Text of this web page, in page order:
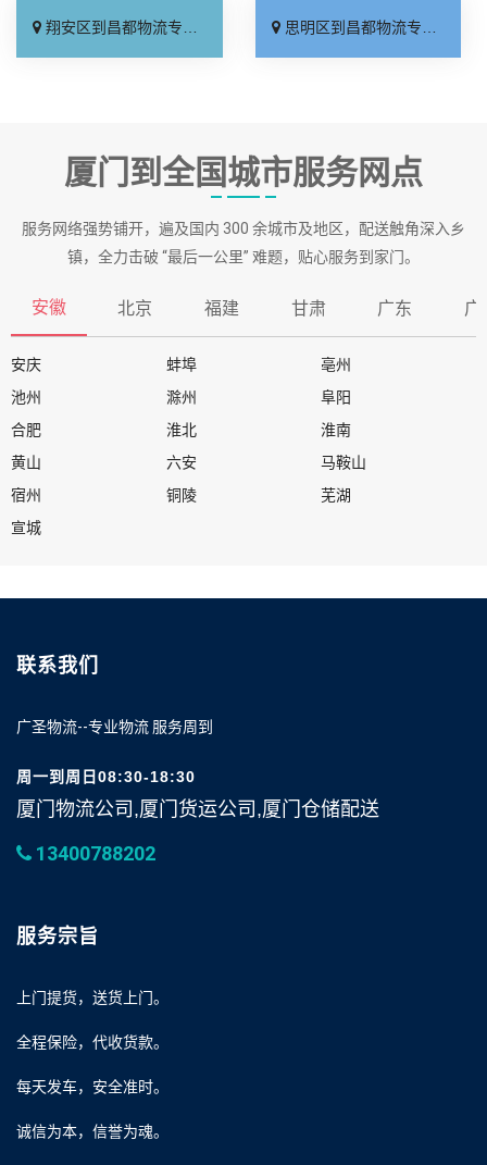
翔安区到昌都物流专线_全境到达「送货到门」 思明区到昌都物流专线_运保时效「快速直达」
厦门到全国城市服务网点
服务网络强势铺开，遍及国内 300 余城市及地区，配送触角深入乡
镇，全力击破 “最后一公里” 难题，贴心服务到家门。
安徽 北京 福建 甘肃 广东 广
安庆 蚌埠
亳州
池州
滁州
阜阳
合肥
淮北
淮南
黄山
六安
马鞍山
宿州
铜陵
芜湖
宣城
联系我们
广圣物流--专业物流 服务周到
周一到周日08:30-18:30
厦门物流公司,厦门货运公司,厦门仓储配送
13400788202
服务宗旨
上门提货，送货上门。
全程保险，代收货款。
每天发车，安全准时。
诚信为本，信誉为魂。